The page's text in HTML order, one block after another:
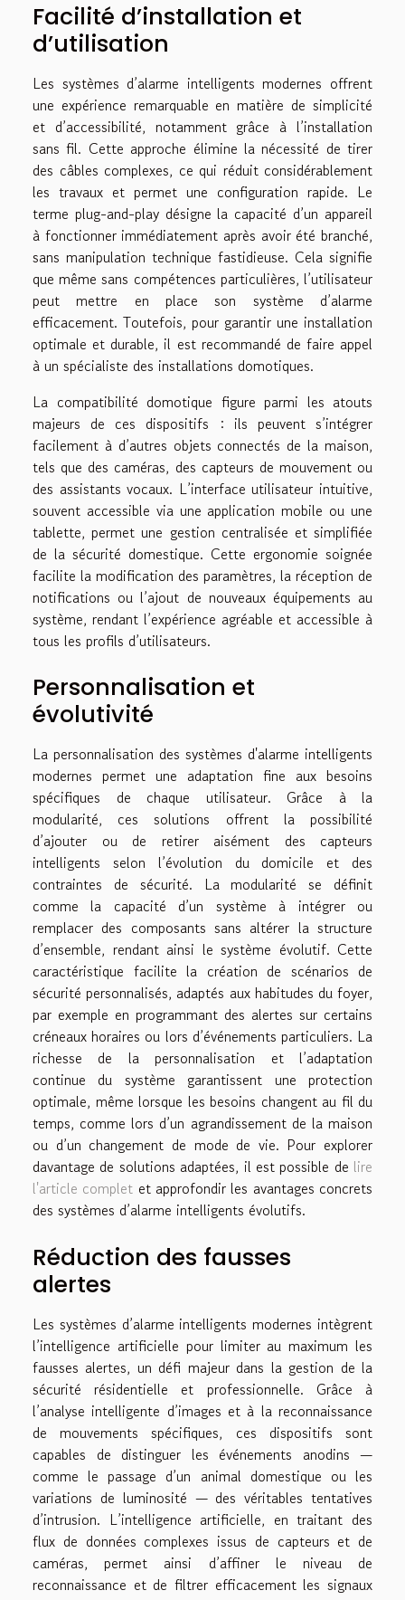
Facilité d’installation et
d’utilisation
Les systèmes d’alarme intelligents modernes offrent
une expérience remarquable en matière de simplicité
et d’accessibilité, notamment grâce à l’installation
sans fil. Cette approche élimine la nécessité de tirer
des câbles complexes, ce qui réduit considérablement
les travaux et permet une configuration rapide. Le
terme plug-and-play désigne la capacité d’un appareil
à fonctionner immédiatement après avoir été branché,
sans manipulation technique fastidieuse. Cela signifie
que même sans compétences particulières, l’utilisateur
peut mettre en place son système d’alarme
efficacement. Toutefois, pour garantir une installation
optimale et durable, il est recommandé de faire appel
à un spécialiste des installations domotiques.
La compatibilité domotique figure parmi les atouts
majeurs de ces dispositifs : ils peuvent s’intégrer
facilement à d’autres objets connectés de la maison,
tels que des caméras, des capteurs de mouvement ou
des assistants vocaux. L’interface utilisateur intuitive,
souvent accessible via une application mobile ou une
tablette, permet une gestion centralisée et simplifiée
de la sécurité domestique. Cette ergonomie soignée
facilite la modification des paramètres, la réception de
notifications ou l’ajout de nouveaux équipements au
système, rendant l’expérience agréable et accessible à
tous les profils d’utilisateurs.
Personnalisation et
évolutivité
La personnalisation des systèmes d'alarme intelligents
modernes permet une adaptation fine aux besoins
spécifiques de chaque utilisateur. Grâce à la
modularité, ces solutions offrent la possibilité
d’ajouter ou de retirer aisément des capteurs
intelligents selon l’évolution du domicile et des
contraintes de sécurité. La modularité se définit
comme la capacité d’un système à intégrer ou
remplacer des composants sans altérer la structure
d’ensemble, rendant ainsi le système évolutif. Cette
caractéristique facilite la création de scénarios de
sécurité personnalisés, adaptés aux habitudes du foyer,
par exemple en programmant des alertes sur certains
créneaux horaires ou lors d’événements particuliers. La
richesse de la personnalisation et l’adaptation
continue du système garantissent une protection
optimale, même lorsque les besoins changent au fil du
temps, comme lors d’un agrandissement de la maison
ou d’un changement de mode de vie. Pour explorer
davantage de solutions adaptées, il est possible de lire
l'article complet et approfondir les avantages concrets
des systèmes d’alarme intelligents évolutifs.
Réduction des fausses
alertes
Les systèmes d’alarme intelligents modernes intègrent
l’intelligence artificielle pour limiter au maximum les
fausses alertes, un défi majeur dans la gestion de la
sécurité résidentielle et professionnelle. Grâce à
l’analyse intelligente d’images et à la reconnaissance
de mouvements spécifiques, ces dispositifs sont
capables de distinguer les événements anodins —
comme le passage d’un animal domestique ou les
variations de luminosité — des véritables tentatives
d’intrusion. L’intelligence artificielle, en traitant des
flux de données complexes issus de capteurs et de
caméras, permet ainsi d’affiner le niveau de
reconnaissance et de filtrer efficacement les signaux